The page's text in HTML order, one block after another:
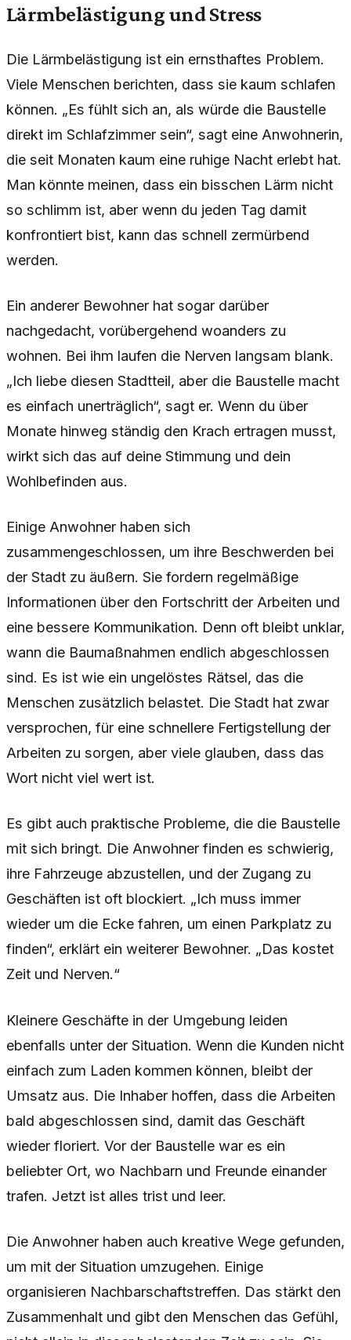
Lärmbelästigung und Stress
Die Lärmbelästigung ist ein ernsthaftes Problem.
Viele Menschen berichten, dass sie kaum schlafen
können. „Es fühlt sich an, als würde die Baustelle
direkt im Schlafzimmer sein“, sagt eine Anwohnerin,
die seit Monaten kaum eine ruhige Nacht erlebt hat.
Man könnte meinen, dass ein bisschen Lärm nicht
so schlimm ist, aber wenn du jeden Tag damit
konfrontiert bist, kann das schnell zermürbend
werden.
Ein anderer Bewohner hat sogar darüber
nachgedacht, vorübergehend woanders zu
wohnen. Bei ihm laufen die Nerven langsam blank.
„Ich liebe diesen Stadtteil, aber die Baustelle macht
es einfach unerträglich“, sagt er. Wenn du über
Monate hinweg ständig den Krach ertragen musst,
wirkt sich das auf deine Stimmung und dein
Wohlbefinden aus.
Einige Anwohner haben sich
zusammengeschlossen, um ihre Beschwerden bei
der Stadt zu äußern. Sie fordern regelmäßige
Informationen über den Fortschritt der Arbeiten und
eine bessere Kommunikation. Denn oft bleibt unklar,
wann die Baumaßnahmen endlich abgeschlossen
sind. Es ist wie ein ungelöstes Rätsel, das die
Menschen zusätzlich belastet. Die Stadt hat zwar
versprochen, für eine schnellere Fertigstellung der
Arbeiten zu sorgen, aber viele glauben, dass das
Wort nicht viel wert ist.
Es gibt auch praktische Probleme, die die Baustelle
mit sich bringt. Die Anwohner finden es schwierig,
ihre Fahrzeuge abzustellen, und der Zugang zu
Geschäften ist oft blockiert. „Ich muss immer
wieder um die Ecke fahren, um einen Parkplatz zu
finden“, erklärt ein weiterer Bewohner. „Das kostet
Zeit und Nerven.“
Kleinere Geschäfte in der Umgebung leiden
ebenfalls unter der Situation. Wenn die Kunden nicht
einfach zum Laden kommen können, bleibt der
Umsatz aus. Die Inhaber hoffen, dass die Arbeiten
bald abgeschlossen sind, damit das Geschäft
wieder floriert. Vor der Baustelle war es ein
beliebter Ort, wo Nachbarn und Freunde einander
trafen. Jetzt ist alles trist und leer.
Die Anwohner haben auch kreative Wege gefunden,
um mit der Situation umzugehen. Einige
organisieren Nachbarschaftstreffen. Das stärkt den
Zusammenhalt und gibt den Menschen das Gefühl,